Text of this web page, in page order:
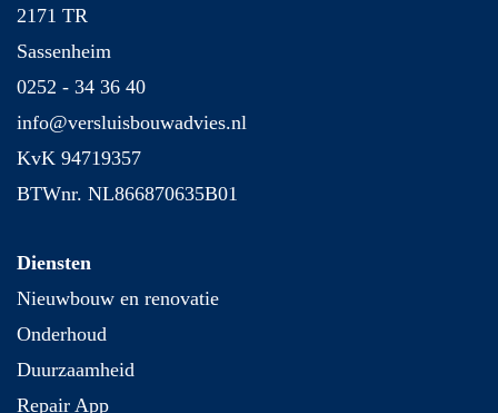
2171 TR
Sassenheim
0252 - 34 36 40
info@versluisbouwadvies.nl
KvK 94719357
BTWnr. NL866870635B01
Diensten
Nieuwbouw en renovatie
Onderhoud
Duurzaamheid
Repair App